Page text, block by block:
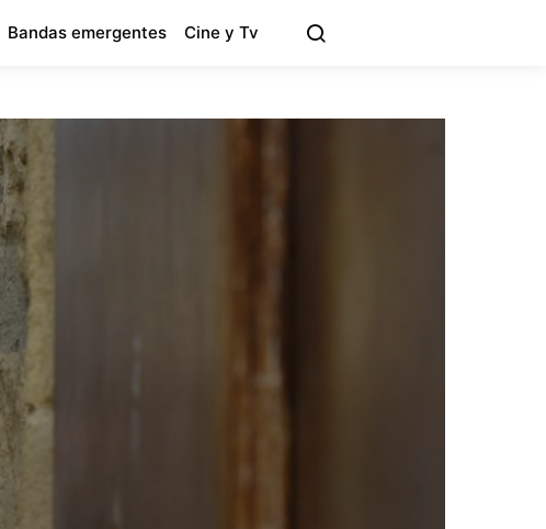
Bandas emergentes Cine y Tv